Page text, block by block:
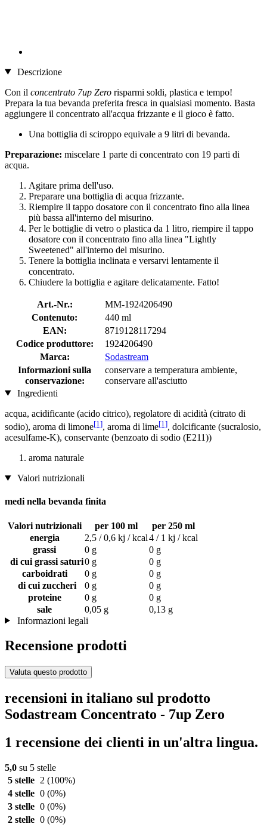
Descrizione
Con il concentrato 7up Zero risparmi soldi, plastica e tempo!
Prepara la tua bevanda preferita fresca in qualsiasi momento. Basta
aggiungere il concentrato all'acqua frizzante e il gioco è fatto.
Una bottiglia di sciroppo equivale a 9 litri di bevanda.
Preparazione: miscelare 1 parte di concentrato con 19 parti di
acqua.
Agitare prima dell'uso.
Preparare una bottiglia di acqua frizzante.
Riempire il tappo dosatore con il concentrato fino alla linea
più bassa all'interno del misurino.
Per le bottiglie di vetro o plastica da 1 litro, riempire il tappo
dosatore con il concentrato fino alla linea "Lightly
Sweetened" all'interno del misurino.
Tenere la bottiglia inclinata e versarvi lentamente il
concentrato.
Chiudere la bottiglia e agitare delicatamente. Fatto!
Art.-Nr.:
MM-1924206490
Contenuto:
440 ml
EAN:
8719128117294
Codice produttore:
1924206490
Marca:
Sodastream
Informazioni sulla
conservazione:
conservare a temperatura ambiente,
conservare all'asciutto
Ingredienti
acqua, acidificante (acido citrico), regolatore di acidità (citrato di
sodio), aroma di limone[1], aroma di lime[1], dolcificante (sucralosio,
acesulfame-K), conservante (benzoato di sodio (E211))
aroma naturale
Valori nutrizionali
medi nella bevanda finita
Valori nutrizionali per 100 ml
per 250 ml
energia
2,5 / 0,6 kj / kcal4 / 1 kj / kcal
grassi
0 g
0 g
di cui grassi saturi0 g
0 g
carboidrati
0 g
0 g
di cui zuccheri
0 g
0 g
proteine
0 g
0 g
sale
0,05 g
0,13 g
Informazioni legali
Recensione prodotti
Valuta questo prodotto
recensioni in italiano sul prodotto
Sodastream Concentrato - 7up Zero
1 recensione dei clienti in un'altra lingua.
5,0 su 5 stelle
5 stelle
2 (100%)
4 stelle 0 (0%)
3 stelle 0 (0%)
2 stelle 0 (0%)